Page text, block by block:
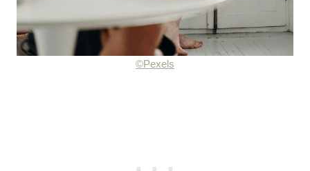
©Pexels